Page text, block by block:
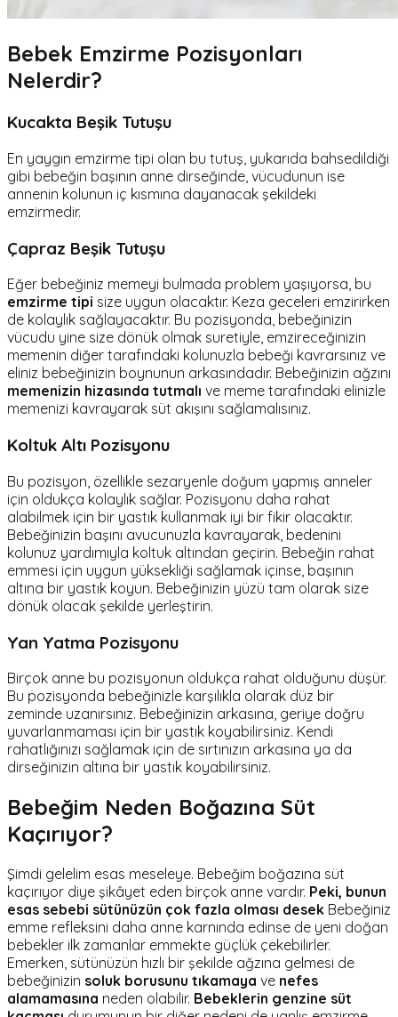
Bebek Emzirme Pozisyonları
Nelerdir?
Kucakta Beşik Tutuşu
En yaygın emzirme tipi olan bu tutuş, yukarıda bahsedildiği
gibi bebeğin başının anne dirseğinde, vücudunun ise
annenin kolunun iç kısmına dayanacak şekildeki
emzirmedir.
Çapraz Beşik Tutuşu
Eğer bebeğiniz memeyi bulmada problem yaşıyorsa, bu
emzirme tipi size uygun olacaktır. Keza geceleri emzirirken
de kolaylık sağlayacaktır. Bu pozisyonda, bebeğinizin
vücudu yine size dönük olmak suretiyle, emzireceğinizin
memenin diğer tarafındaki kolunuzla bebeği kavrarsınız ve
eliniz bebeğinizin boynunun arkasındadır. Bebeğinizin ağzını
memenizin hizasında tutmalı ve meme tarafındaki elinizle
memenizi kavrayarak süt akışını sağlamalısınız.
Koltuk Altı Pozisyonu
Bu pozisyon, özellikle sezaryenle doğum yapmış anneler
için oldukça kolaylık sağlar. Pozisyonu daha rahat
alabilmek için bir yastık kullanmak iyi bir fikir olacaktır.
Bebeğinizin başını avucunuzla kavrayarak, bedenini
kolunuz yardımıyla koltuk altından geçirin. Bebeğin rahat
emmesi için uygun yüksekliği sağlamak içinse, başının
altına bir yastık koyun. Bebeğinizin yüzü tam olarak size
dönük olacak şekilde yerleştirin.
Yan Yatma Pozisyonu
Birçok anne bu pozisyonun oldukça rahat olduğunu düşür.
Bu pozisyonda bebeğinizle karşılıkla olarak düz bir
zeminde uzanırsınız. Bebeğinizin arkasına, geriye doğru
yuvarlanmaması için bir yastık koyabilirsiniz. Kendi
rahatlığınızı sağlamak için de sırtınızın arkasına ya da
dirseğinizin altına bir yastık koyabilirsiniz.
Bebeğim Neden Boğazına Süt
Kaçırıyor?
Şimdi gelelim esas meseleye. Bebeğim boğazına süt
kaçırıyor diye şikâyet eden birçok anne vardır. Peki, bunun
esas sebebi sütünüzün çok fazla olması desek Bebeğiniz
emme refleksini daha anne karnında edinse de yeni doğan
bebekler ilk zamanlar emmekte güçlük çekebilirler.
Emerken, sütünüzün hızlı bir şekilde ağzına gelmesi de
bebeğinizin soluk borusunu tıkamaya ve nefes
alamamasına neden olabilir. Bebeklerin genzine süt